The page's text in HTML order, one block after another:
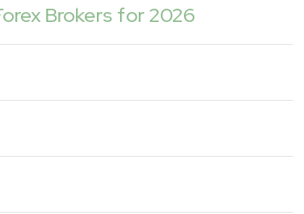
Brokers for 2026